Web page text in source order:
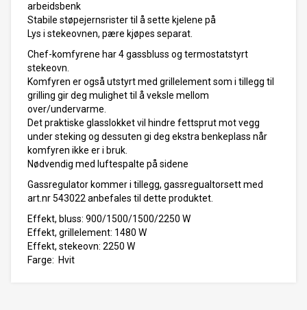
arbeidsbenk
Stabile støpejernsrister til å sette kjelene på
Lys i stekeovnen, pære kjøpes separat.
Chef-komfyrene har 4 gassbluss og termostatstyrt
stekeovn.
Komfyren er også utstyrt med grillelement som i tillegg til
grilling gir deg mulighet til å veksle mellom
over/undervarme.
Det praktiske glasslokket vil hindre fettsprut mot vegg
under steking og dessuten gi deg ekstra benkeplass når
komfyren ikke er i bruk.
Nødvendig med luftespalte på sidene
Gassregulator kommer i tillegg, gassregualtorsett med
art.nr 543022 anbefales til dette produktet.
Effekt, bluss: 900/1500/1500/2250 W
Effekt, grillelement: 1480 W
Effekt, stekeovn: 2250 W
Farge: Hvit